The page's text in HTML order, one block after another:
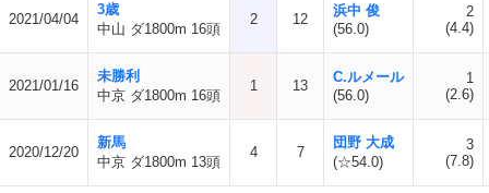
2021/04/04
3歳
中山 ダ1800m 16頭
2 12
浜中 俊
(56.0)
2
(4.4)
2021/01/16
未勝利
中京 ダ1800m 16頭
1 13
C.ルメール
(56.0)
1
(2.6)
2020/12/20
新馬
中京 ダ1800m 13頭
4 7
団野 大成
(☆54.0)
3
(7.8)